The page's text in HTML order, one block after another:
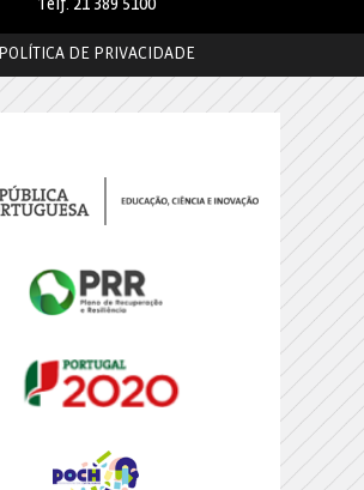
Telf. 21 389 5100
POLÍTICA DE PRIVACIDADE